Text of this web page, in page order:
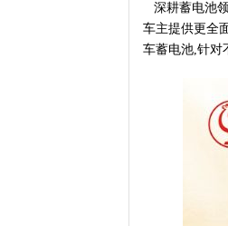
深耕蓄电池
车主提供更全
车蓄电池,针对